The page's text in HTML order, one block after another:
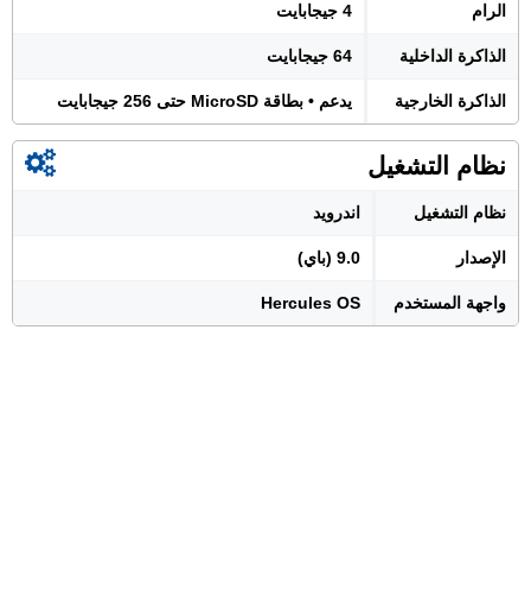
الرام 4 جيجابايت
الذاكرة الداخلية 64 جيجابايت
الذاكرة الخارجية يدعم • بطاقة MicroSD حتى 256 جيجابايت
نظام التشغيل
نظام التشغيل اندرويد
الإصدار 9.0 (باي)
واجهة المستخدم Hercules OS